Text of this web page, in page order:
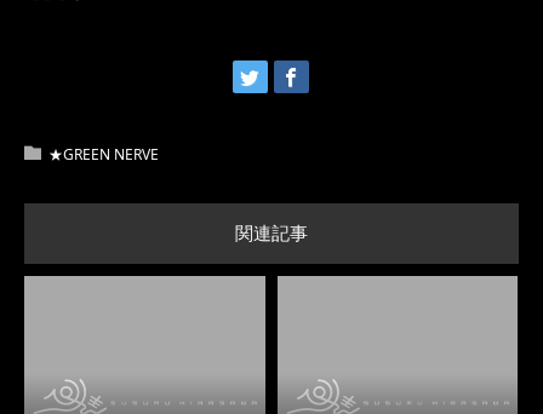
★GREEN NERVE
関連記事